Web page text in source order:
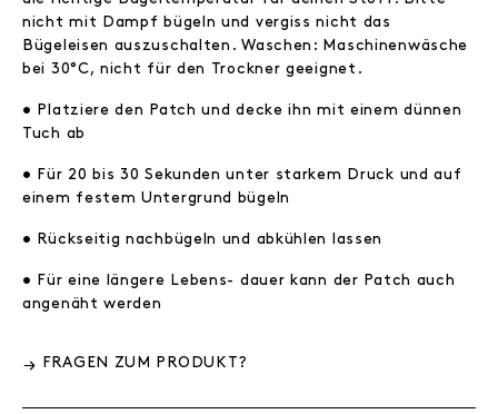
nicht mit Dampf bügeln und vergiss nicht das
Bügeleisen auszuschalten. Waschen: Maschinenwäsche
bei 30°C, nicht für den Trockner geeignet.
• Platziere den Patch und decke ihn mit einem dünnen
Tuch ab
• Für 20 bis 30 Sekunden unter starkem Druck und auf
einem festem Untergrund bügeln
• Rückseitig nachbügeln und abkühlen lassen
• Für eine längere Lebens- dauer kann der Patch auch
angenäht werden
FRAGEN ZUM PRODUKT?